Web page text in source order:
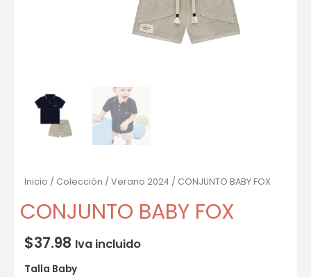
Inicio / Colección / Verano 2024 / CONJUNTO BABY FOX
CONJUNTO BABY FOX
$37.98 Iva incluido
Talla Baby